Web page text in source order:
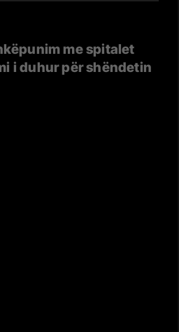
me spitalet
i duhur për shëndetin